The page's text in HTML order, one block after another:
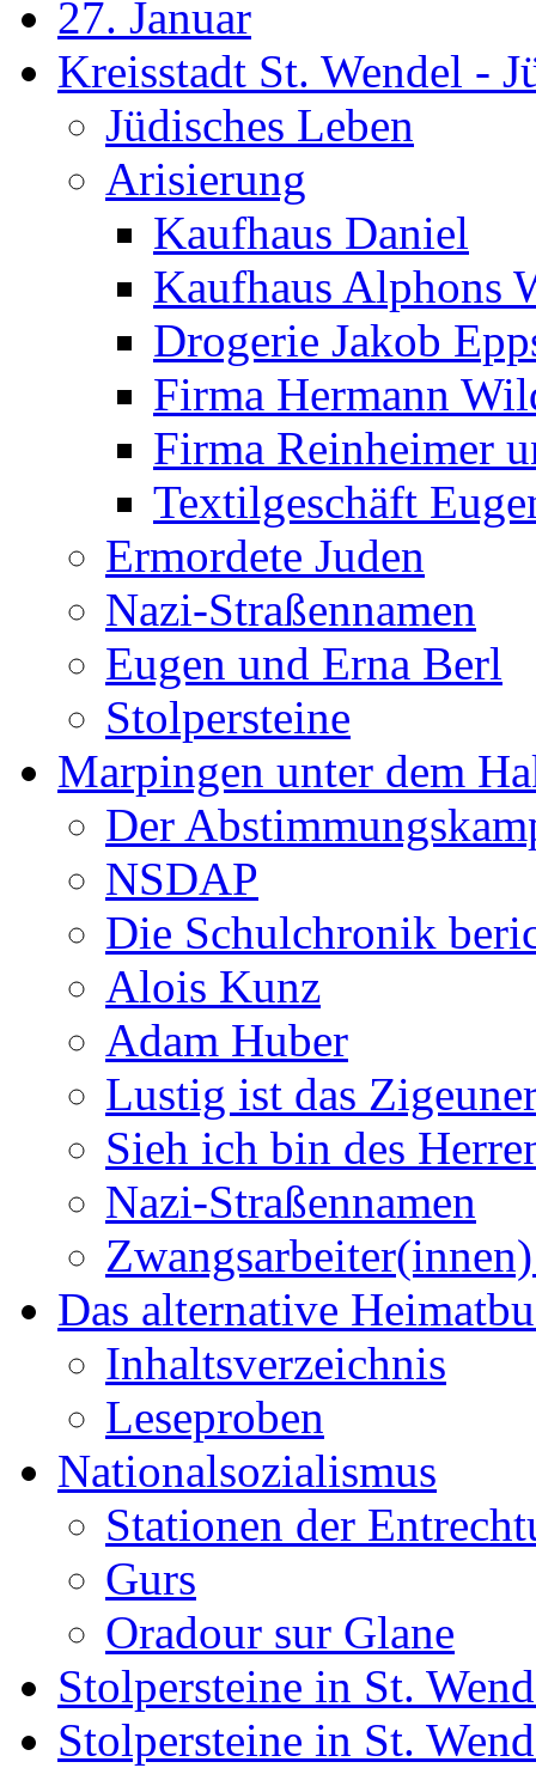
27. Januar
Kreisstadt St. Wendel -
Jüdisches Leben
Arisierung
Kaufhaus Daniel
Kaufhaus Alphons
Drogerie Jakob
Firma Hermann
Firma Reinheimer
Textilgeschäft
Ermordete Juden
Nazi-Straßennamen
Eugen und Erna Berl
Stolpersteine
Marpingen unter dem
Der
NSDAP
Die Schulchronik
Alois Kunz
Adam Huber
Lustig ist das
Sieh ich bin des
Nazi-Straßennamen
Das alternative
Inhaltsverzeichnis
Leseproben
Nationalsozialismus
Stationen der
Gurs
Oradour sur Glane
Stolpersteine in St.
Stolpersteine in St.